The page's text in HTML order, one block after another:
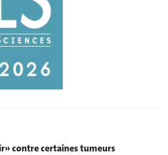
contre certaines tumeurs